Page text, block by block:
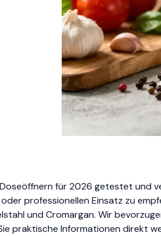
für 2026 getestet und
professionellen Einsatz zu
und Cromargan. Wir
praktische Informationen direkt